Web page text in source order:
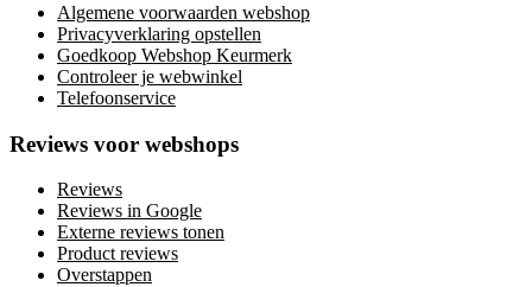
Algemene voorwaarden webshop
Privacyverklaring opstellen
Goedkoop Webshop Keurmerk
Controleer je webwinkel
Telefoonservice
Reviews voor webshops
Reviews
Reviews in Google
Externe reviews tonen
Product reviews
Overstappen